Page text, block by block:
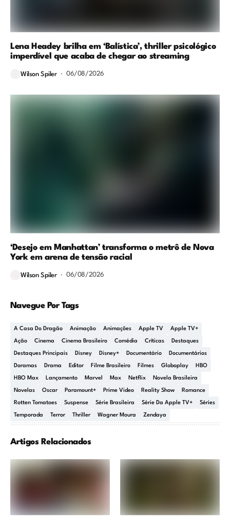
Lena Headey brilha em ‘Balística’, thriller psicológico
imperdível que acaba de chegar ao streaming
Wilson Spiler 06/08/2026
‘Desejo em Manhattan’ transforma o metrô de Nova
York em arena de tensão racial
Wilson Spiler 06/08/2026
Navegue Por Tags
A Casa Do Dragão Animação Animações Apple TV Apple TV+
Ação Cinema Cinema Brasileiro Comédia Críticas Destaques
Destaques Principais Disney Disney+ Documentário Documentários
Doramas Drama Editor Filme Brasileiro Filmes Globoplay HBO
HBO Max Lançamento Marvel Max Netflix Novela Brasileira
Novelas Oscar Paramount+ Prime Video Reality Show Romance
Rotten Tomatoes Suspense Série Brasileira Série Da Apple TV+ Séries
Temporada Terror Thriller Wagner Moura Zendaya
Artigos Relacionados